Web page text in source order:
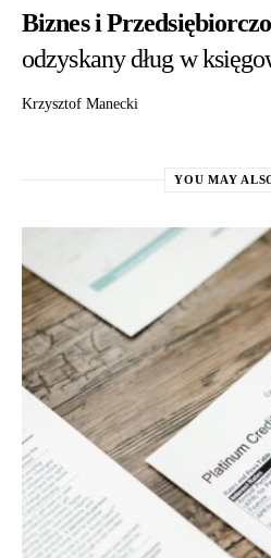
Biznes i
odzyskany dług w
Krzysztof Manecki
YOU MAY